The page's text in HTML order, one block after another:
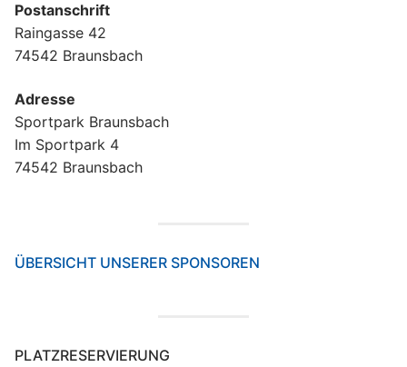
Postanschrift
Raingasse 42
74542 Braunsbach
Adresse
Sportpark Braunsbach
Im Sportpark 4
74542 Braunsbach
ÜBERSICHT UNSERER SPONSOREN
PLATZRESERVIERUNG